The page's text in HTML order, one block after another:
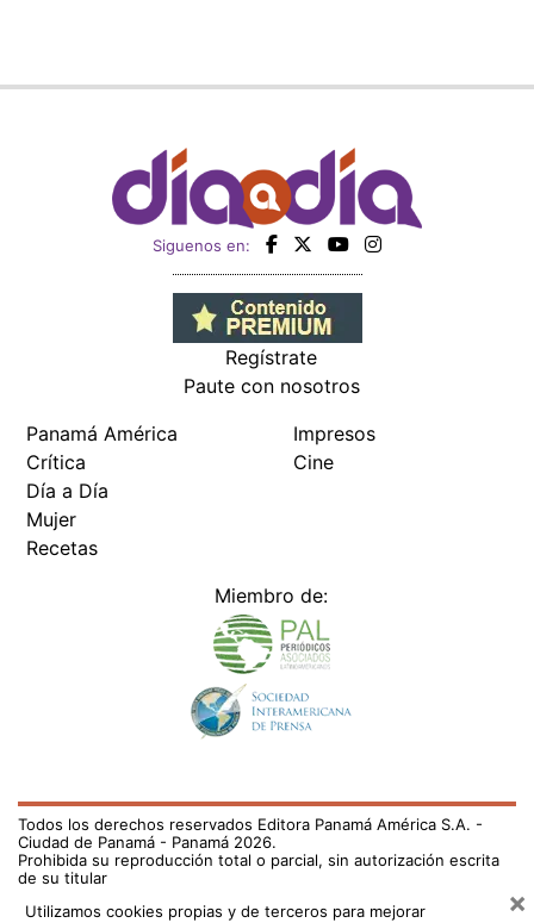
Siguenos en:
Regístrate
Paute con nosotros
Panamá América
Crítica
Día a Día
Mujer
Recetas
Impresos
Cine
Miembro de:
Todos los derechos reservados Editora Panamá América S.A. -
Ciudad de Panamá - Panamá 2026.
Prohibida su reproducción total o parcial, sin autorización escrita
de su titular
Utilizamos cookies propias y de terceros para mejorar
×